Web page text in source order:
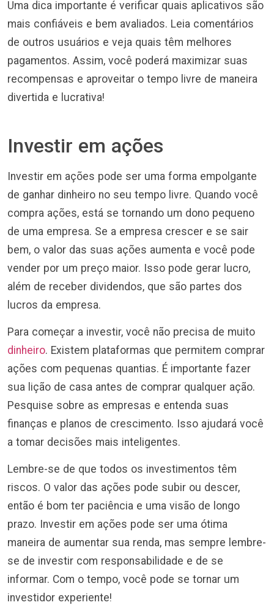
Uma dica importante é verificar quais aplicativos são
mais confiáveis e bem avaliados. Leia comentários
de outros usuários e veja quais têm melhores
pagamentos. Assim, você poderá maximizar suas
recompensas e aproveitar o tempo livre de maneira
divertida e lucrativa!
Investir em ações
Investir em ações pode ser uma forma empolgante
de ganhar dinheiro no seu tempo livre. Quando você
compra ações, está se tornando um dono pequeno
de uma empresa. Se a empresa crescer e se sair
bem, o valor das suas ações aumenta e você pode
vender por um preço maior. Isso pode gerar lucro,
além de receber dividendos, que são partes dos
lucros da empresa.
Para começar a investir, você não precisa de muito
dinheiro. Existem plataformas que permitem comprar
ações com pequenas quantias. É importante fazer
sua lição de casa antes de comprar qualquer ação.
Pesquise sobre as empresas e entenda suas
finanças e planos de crescimento. Isso ajudará você
a tomar decisões mais inteligentes.
Lembre-se de que todos os investimentos têm
riscos. O valor das ações pode subir ou descer,
então é bom ter paciência e uma visão de longo
prazo. Investir em ações pode ser uma ótima
maneira de aumentar sua renda, mas sempre lembre-
se de investir com responsabilidade e de se
informar. Com o tempo, você pode se tornar um
investidor experiente!